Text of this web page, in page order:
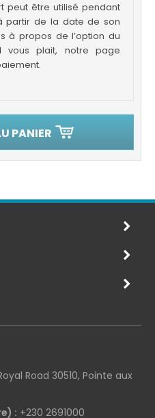
peut être utilisé pendant
partir de la date de son
à propos de l’option du
vous plait, notre page
PANIER
Road 30510, Pointe aux
: +230 2691000